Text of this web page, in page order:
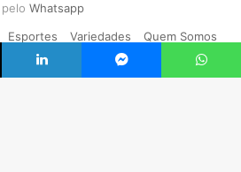
pelo Whatsapp
Esportes Variedades
Quem Somos
Acesso
Linkedin Messenger WhatsApp